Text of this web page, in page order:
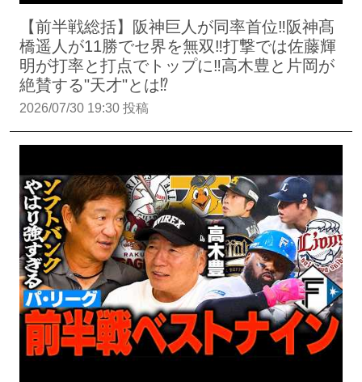
【前半戦総括】阪神巨人が同率首位‼︎阪神髙
橋遥人が11勝でセ界を無双‼︎打撃では佐藤輝
明が打率と打点でトップに‼︎高木豊と片岡が
絶賛する"天才"とは⁉︎
2026/07/30 19:30 投稿